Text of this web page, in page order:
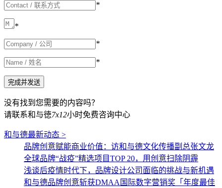
*
*
*
*
没有找到您需要的内容吗？
请联系和与徳7x12小时免费咨询中心
和与德最新动态 >
品牌创意赋能商业价值：访和与德文化传播副总张文龙
全球品牌“战疫”精选项目TOP 20，用创意扫除阴霾
浅谈后疫情时代下，品牌设计公司面临的挑战与新机遇
和与德品牌创意斩获DMAA国际数字营销奖「年度最佳